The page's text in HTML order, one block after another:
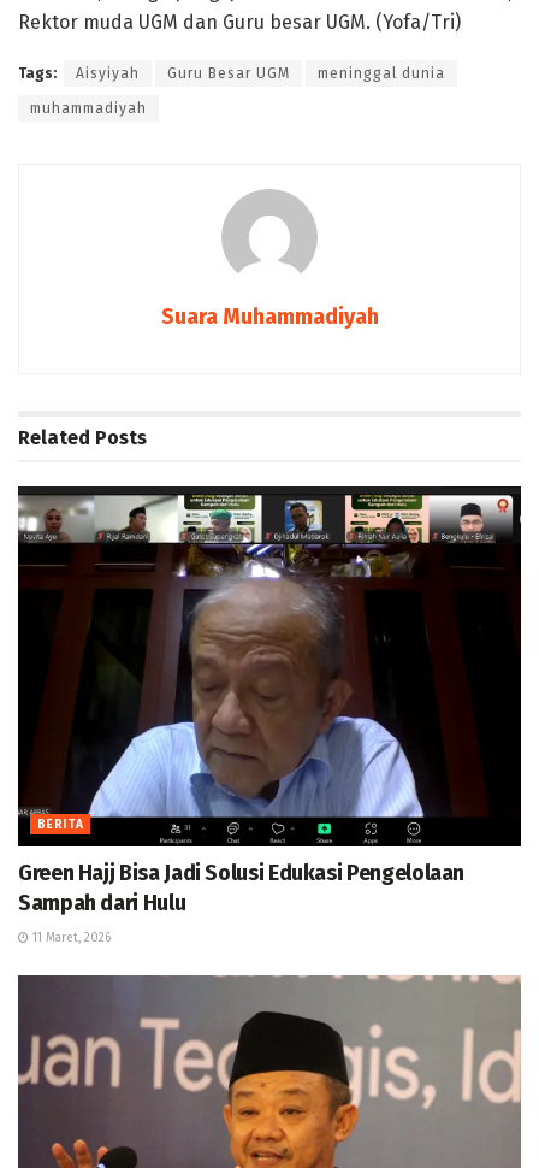
Rektor muda UGM dan Guru besar UGM. (Yofa/Tri)
Tags: Aisyiyah Guru Besar UGM meninggal dunia
muhammadiyah
Suara Muhammadiyah
Related Posts
BERITA
Green Hajj Bisa Jadi Solusi Edukasi Pengelolaan
Sampah dari Hulu
11 Maret, 2026